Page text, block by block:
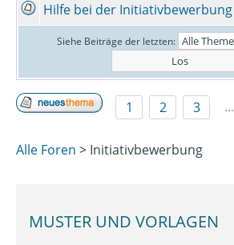
Hilfe bei der Initiativbewerbung
Siehe Beiträge der letzten:
1 2 3 ...
Alle Foren > Initiativbewerbung
MUSTER UND VORLAGEN